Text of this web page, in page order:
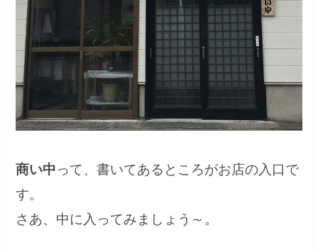
商い中って、書いてあるところがお店の入口で
す。
さあ、中に入ってみましょう～。